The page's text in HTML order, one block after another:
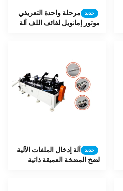
جديد
مرحلة واحدة التعريفي
موتور إمانويل لفائف اللف آلة
جديد
آلة إدخال الملفات الآلية
لضخ المضخة العميقة ذاتية